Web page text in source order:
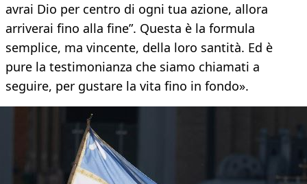
avrai Dio per centro di ogni tua azione, allora
arriverai fino alla fine”. Questa è la formula
semplice, ma vincente, della loro santità. Ed è
pure la testimonianza che siamo chiamati a
seguire, per gustare la vita fino in fondo».